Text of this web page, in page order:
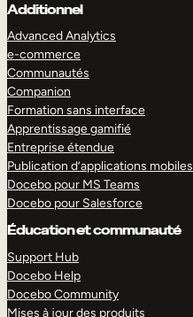
Additionnel
Advanced Analytics
e-commerce
Communautés
Companion
Formation sans interface
Apprentissage gamifié
Entreprise étendue
Publication d’applications mobiles
Docebo pour MS Teams
Docebo pour Salesforce
Éducation et communauté
Support Hub
Docebo Help
Docebo Community
Mises à jour des produits